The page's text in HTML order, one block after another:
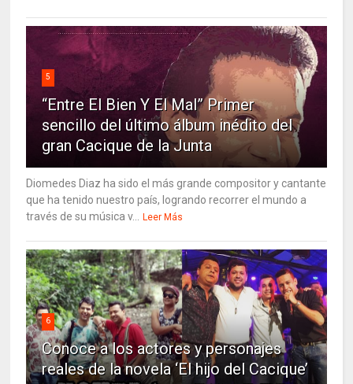
5
“Entre El Bien Y El Mal” Primer
sencillo del último álbum inédito del
gran Cacique de la Junta
Diomedes Diaz ha sido el más grande compositor y cantante
que ha tenido nuestro país, logrando recorrer el mundo a
través de su música v...
Leer Más
6
Conoce a los actores y personajes
reales de la novela ‘El hijo del Cacique’